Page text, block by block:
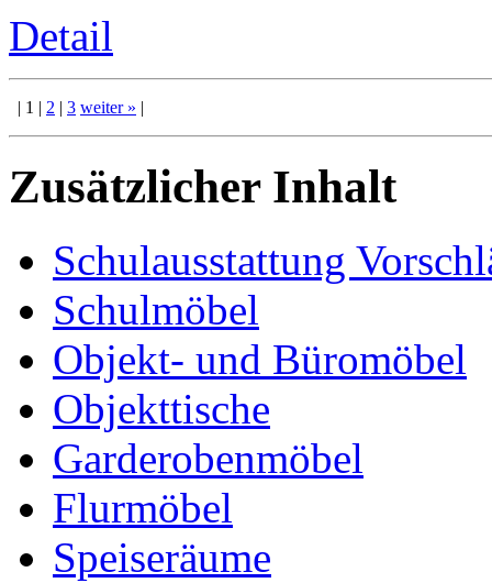
Detail
| 1 | 2 | 3 weiter» |
Zusätzlicher Inhalt
Schulausstattung
Schulmöbel
Objekt- und Büromöbel
Objekttische
Garderobenmöbel
Flurmöbel
Speiseräume